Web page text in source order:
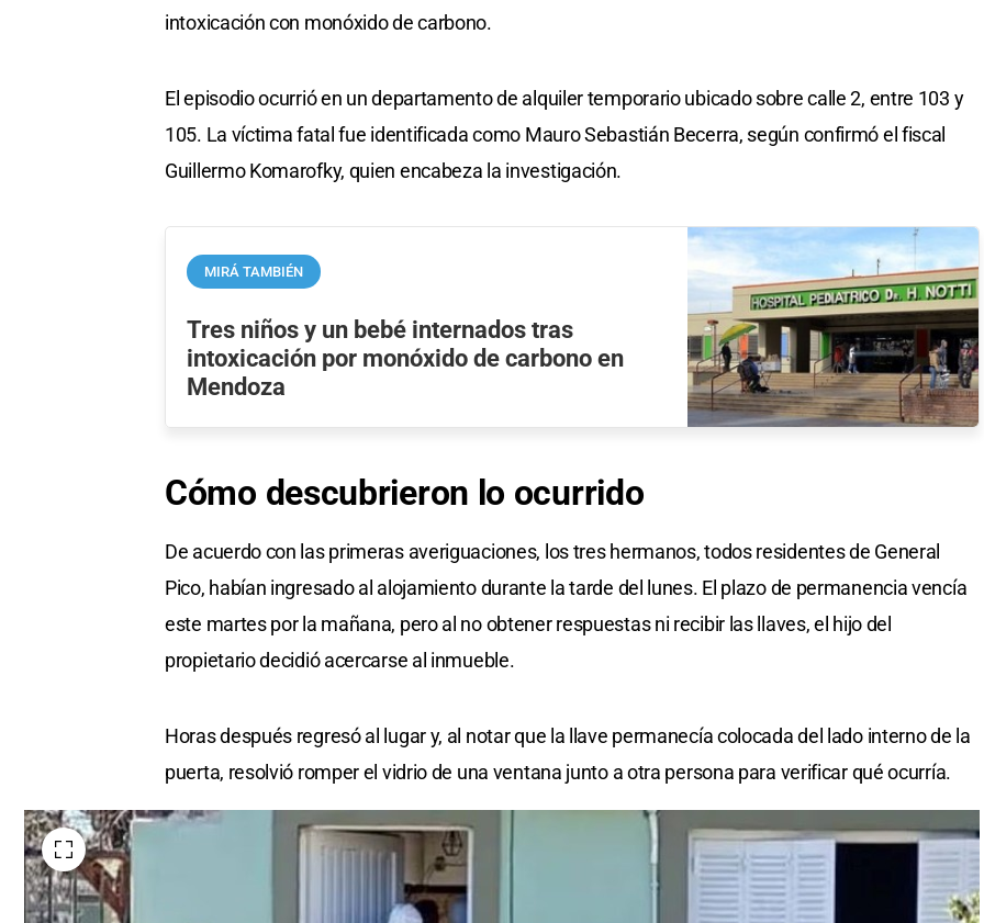
intoxicación con monóxido de carbono.
El episodio ocurrió en un departamento de alquiler temporario ubicado sobre calle 2, entre 103 y
105. La víctima fatal fue identificada como Mauro Sebastián Becerra, según confirmó el fiscal
Guillermo Komarofky, quien encabeza la investigación.
MIRÁ TAMBIÉN
Tres niños y un bebé internados tras
intoxicación por monóxido de carbono en
Mendoza
Cómo descubrieron lo ocurrido
De acuerdo con las primeras averiguaciones, los tres hermanos, todos residentes de General
Pico, habían ingresado al alojamiento durante la tarde del lunes. El plazo de permanencia vencía
este martes por la mañana, pero al no obtener respuestas ni recibir las llaves, el hijo del
propietario decidió acercarse al inmueble.
Horas después regresó al lugar y, al notar que la llave permanecía colocada del lado interno de la
puerta, resolvió romper el vidrio de una ventana junto a otra persona para verificar qué ocurría.